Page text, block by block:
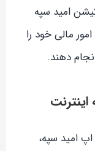
امید سپه
مالی خود را
دهند.
امید سپه،